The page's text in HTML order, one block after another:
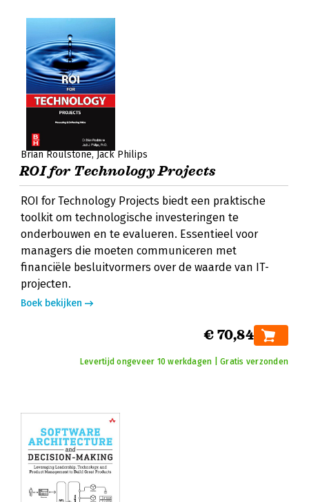
Brian Roulstone Jack Philips
ROI for Technology Projects
ROI for Technology Projects biedt een praktische
toolkit om technologische investeringen te
onderbouwen en te evalueren. Essentieel voor
managers die moeten communiceren met
financiële besluitvormers over de waarde van IT-
projecten.
Boek bekijken
€ 70,84
Levertijd ongeveer 10 werkdagen | Gratis verzonden